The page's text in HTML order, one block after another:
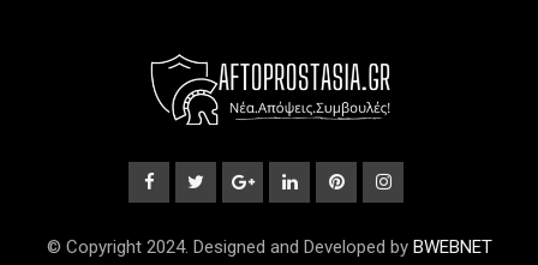
© Copyright 2024. Designed and Developed by BWEBNET